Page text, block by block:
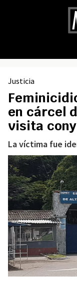
Justicia
en cárcel
visita
La víctima fue